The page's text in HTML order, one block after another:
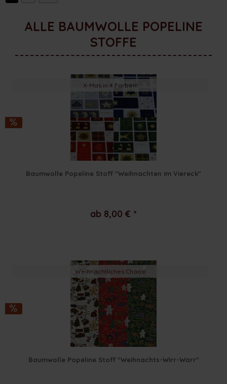
ALLE BAUMWOLLE POPELINE
STOFFE
X-Mas in 4 Farben!
Baumwolle Popeline Stoff "Weihnachten im Viereck"
ab 8,00 € *
Weihnachtliches Chaos!
Baumwolle Popeline Stoff "Weihnachts-Wirr-Warr"